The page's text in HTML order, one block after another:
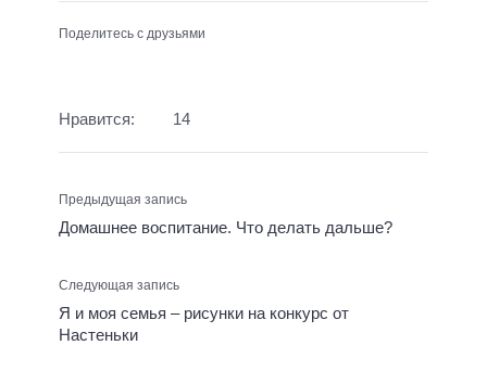
Поделитесь с друзьями
Нравится: 14
Предыдущая запись
Домашнее воспитание. Что делать дальше?
Следующая запись
Я и моя семья – рисунки на конкурс от
Настеньки